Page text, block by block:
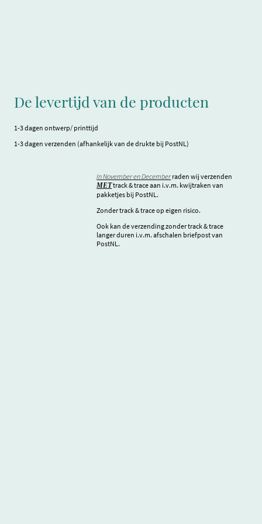
De levertijd van de producten
1-3 dagen ontwerp/ printtijd
1-3 dagen verzenden (afhankelijk van de drukte bij PostNL)
In November en Decemberraden wij verzenden
METtrack & trace aan i.v.m. kwijtraken van
pakketjes bij PostNL.
Zonder track & trace op eigen risico.
Ook kan de verzending zonder track & trace
langer duren i.v.m. afschalen briefpost van
PostNL.